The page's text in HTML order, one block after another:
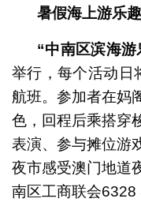
暑假海上游乐
“中南区滨海游
举行，每个活动日
航班。参加者在妈
色，回程后乘搭穿
表演、参与摊位游
夜市感受澳门地道
南区工商联会6328